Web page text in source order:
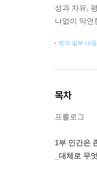
성과 자유,
나없이 막연
책의 일부 내
목차
프롤로그
1부 인간은
_대체로 무